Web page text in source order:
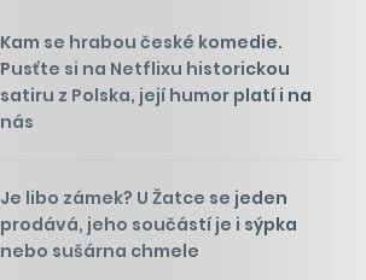
Kam se hrabou české komedie.
Pusťte si na Netflixu historickou
satiru z Polska, její humor platí i na
nás
Je libo zámek? U Žatce se jeden
prodává, jeho součástí je i sýpka
nebo sušárna chmele